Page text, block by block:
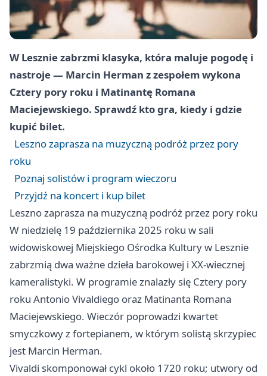
W Lesznie zabrzmi klasyka, która maluje pogodę i
nastroje — Marcin Herman z zespołem wykona
Cztery pory roku i Matinantę Romana
Maciejewskiego. Sprawdź kto gra, kiedy i gdzie
kupić bilet.
Leszno zaprasza na muzyczną podróż przez pory
roku
Poznaj solistów i program wieczoru
Przyjdź na koncert i kup bilet
Leszno zaprasza na muzyczną podróż przez pory roku
W niedzielę 19 października 2025 roku w sali
widowiskowej Miejskiego Ośrodka Kultury w Lesznie
zabrzmią dwa ważne dzieła barokowej i XX‑wiecznej
kameralistyki. W programie znalazły się Cztery pory
roku Antonio Vivaldiego oraz Matinanta Romana
Maciejewskiego. Wieczór poprowadzi kwartet
smyczkowy z fortepianem, w którym solistą skrzypiec
jest Marcin Herman.
Vivaldi skomponował cykl około 1720 roku; utwory od